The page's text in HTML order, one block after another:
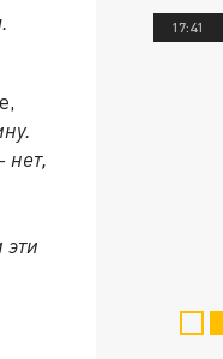
нет,
17:41